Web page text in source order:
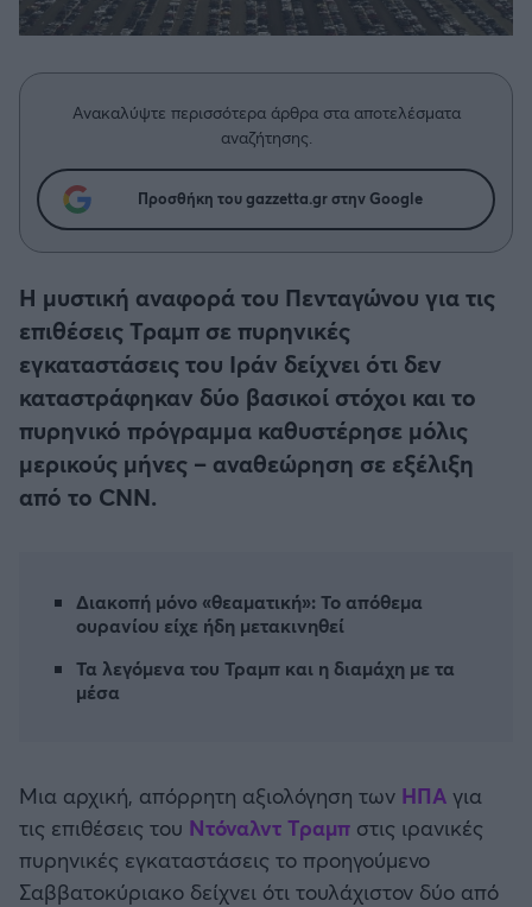
Δημήτρης Τσορμπατζόγλου
Άρης
Βόλος
Ατρόμητος Αθηνών
Κηφισιά
Αστέρας Τρίπολης
Παναιτωλικός
Ηρακλής
Μπαρτσελόνα
Ατλέτικο Μαδρίτης
Μάντσεστερ Γιουνάιτεντ
Συνεντεύξεις
Ανακαλύψτε περισσότερα άρθρα στα αποτελέσματα
αναζήτησης.
Προσθήκη του gazzetta.gr στην Google
Η μυστική αναφορά του Πενταγώνου για τις
επιθέσεις Τραμπ σε πυρηνικές
εγκαταστάσεις του Ιράν δείχνει ότι δεν
καταστράφηκαν δύο βασικοί στόχοι και το
πυρηνικό πρόγραμμα καθυστέρησε μόλις
μερικούς μήνες – αναθεώρηση σε εξέλιξη
από το CNN.
Διακοπή μόνο «θεαματική»: Το απόθεμα
ουρανίου είχε ήδη μετακινηθεί
Τα λεγόμενα του Τραμπ και η διαμάχη με τα
μέσα
Μια αρχική, απόρρητη αξιολόγηση των ΗΠΑ για
τις επιθέσεις του Ντόναλντ Τραμπ στις ιρανικές
πυρηνικές εγκαταστάσεις το προηγούμενο
Σαββατοκύριακο δείχνει ότι τουλάχιστον δύο από